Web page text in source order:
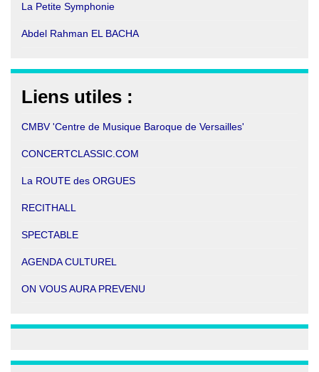
La Petite Symphonie
Abdel Rahman EL BACHA
Liens utiles :
CMBV 'Centre de Musique Baroque de Versailles'
CONCERTCLASSIC.COM
La ROUTE des ORGUES
RECITHALL
SPECTABLE
AGENDA CULTUREL
ON VOUS AURA PREVENU